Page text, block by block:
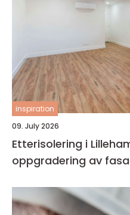
inspiration
09. July 2026
Etterisolering i
oppgradering av